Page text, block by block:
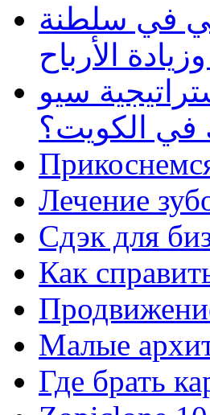
في سلطنة
الأرباح
سيو
في الكويت؟
Лечение
Сдэк для
Как
Малые
Где брать